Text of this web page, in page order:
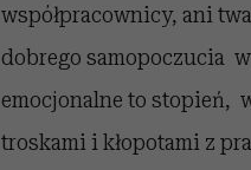
współpracownicy, ani
dobrego samopoczucia
emocjonalne to stopień,
troskami i kłopotami z